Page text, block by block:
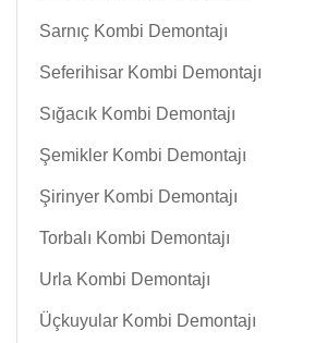
Sarnıç Kombi Demontajı
Seferihisar Kombi Demontajı
Sığacık Kombi Demontajı
Şemikler Kombi Demontajı
Şirinyer Kombi Demontajı
Torbalı Kombi Demontajı
Urla Kombi Demontajı
Üçkuyular Kombi Demontajı